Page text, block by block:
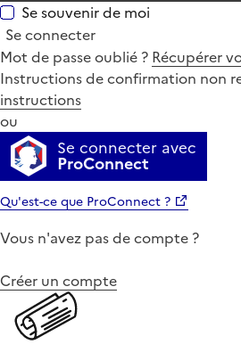
Se souvenir de moi
Se connecter
Mot de passe oublié ? Récupérer
Instructions de confirmation non
instructions
ou
Se connecter avec
ProConnect
Qu'est-ce que ProConnect ?
Vous n'avez pas de compte ?
Créer un compte